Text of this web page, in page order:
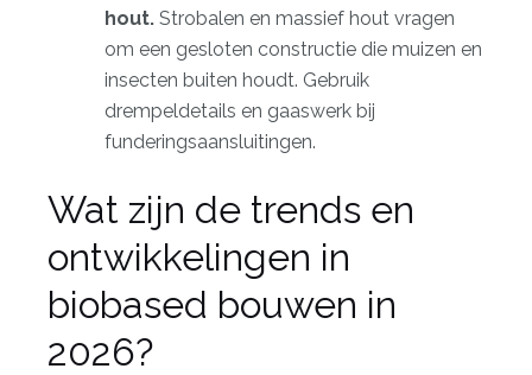
hout. Strobalen en massief hout vragen
om een gesloten constructie die muizen en
insecten buiten houdt. Gebruik
drempeldetails en gaaswerk bij
funderingsaansluitingen.
Wat zijn de trends en
ontwikkelingen in
biobased bouwen in
2026?